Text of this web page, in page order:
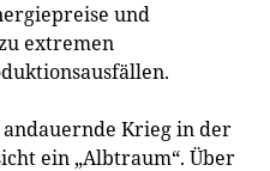
und
extremen
Krieg in der
ein „Albtraum“. Über